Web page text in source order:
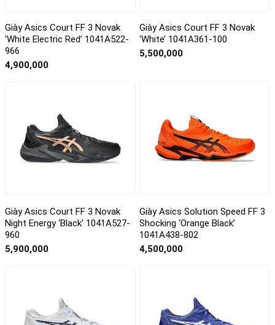
Giày Asics Court FF 3 Novak
‘White Electric Red’ 1041A522-
966
4,900,000
Giày Asics Court FF 3 Novak
‘White’ 1041A361-100
5,500,000
Giày Asics Court FF 3 Novak
Night Energy ‘Black’ 1041A527-
960
5,900,000
Giày Asics Solution Speed FF 3
Shocking ‘Orange Black’
1041A438-802
4,500,000